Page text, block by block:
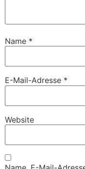
Name *
E-Mail-Adresse *
Website